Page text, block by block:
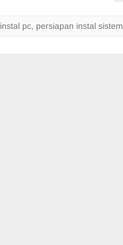
pc, persiapan instal